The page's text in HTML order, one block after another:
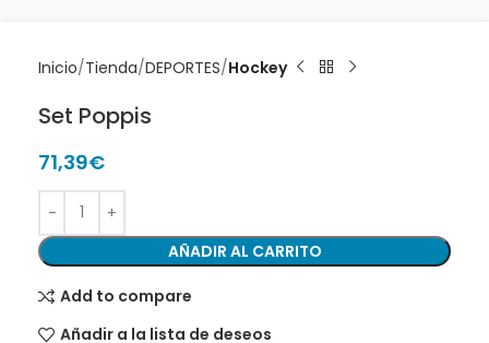
Inicio Tienda DEPORTES Hockey
Set Poppis
71,39€
AÑADIR AL CARRITO
Add to compare
Añadir a la lista de deseos